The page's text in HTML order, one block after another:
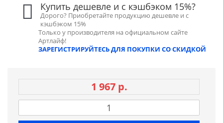
Купить дешевле и с кэшбэком 15%?
Дорого? Приобретайте продукцию дешевле и с
кэшбэком 15%
Только у производителя на официальном сайте
Артлайф!
ЗАРЕГИСТРИРУЙТЕСЬ ДЛЯ ПОКУПКИ СО СКИДКОЙ
1 967 р.